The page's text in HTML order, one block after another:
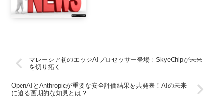
マレーシア初のエッジAIプロセッサー登場！SkyeChipが未来
を切り拓く
OpenAIとAnthropicが重要な安全評価結果を共発表！AIの未来
に迫る画期的な知見とは？